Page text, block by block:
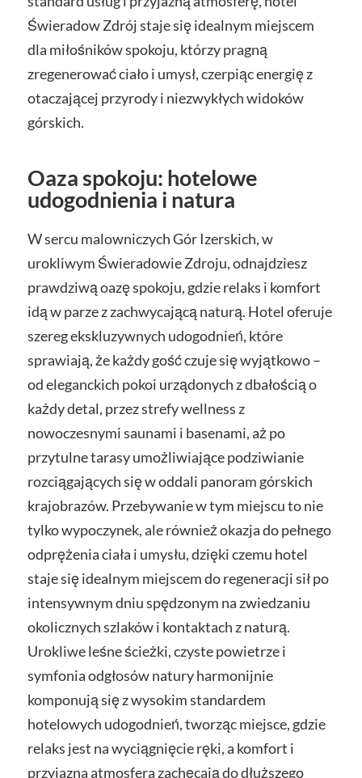
Świeradow Zdrój staje się idealnym miejscem
dla miłośników spokoju, którzy pragną
zregenerować ciało i umysł, czerpiąc energię z
otaczającej przyrody i niezwykłych widoków
górskich.
Oaza spokoju: hotelowe
udogodnienia i natura
W sercu malowniczych Gór Izerskich, w
urokliwym Świeradowie Zdroju, odnajdziesz
prawdziwą oazę spokoju, gdzie relaks i komfort
idą w parze z zachwycającą naturą. Hotel oferuje
szereg ekskluzywnych udogodnień, które
sprawiają, że każdy gość czuje się wyjątkowo –
od eleganckich pokoi urządonych z dbałością o
każdy detal, przez strefy wellness z
nowoczesnymi saunami i basenami, aż po
przytulne tarasy umożliwiające podziwianie
rozciągających się w oddali panoram górskich
krajobrazów. Przebywanie w tym miejscu to nie
tylko wypoczynek, ale również okazja do pełnego
odprężenia ciała i umysłu, dzięki czemu hotel
staje się idealnym miejscem do regeneracji sił po
intensywnym dniu spędzonym na zwiedzaniu
okolicznych szlaków i kontaktach z naturą.
Urokliwe leśne ścieżki, czyste powietrze i
symfonia odgłosów natury harmonijnie
komponują się z wysokim standardem
hotelowych udogodnień, tworząc miejsce, gdzie
relaks jest na wyciągnięcie ręki, a komfort i
przyjazna atmosfera zachęcają do dłuższego